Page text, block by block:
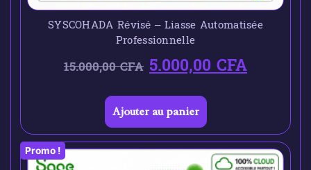
SYSCOHADA Révisé – Liasse Automatisée
Professionnelle
15.000,00CFA 5.000,00CFA
Ajouter au panier
Promo !